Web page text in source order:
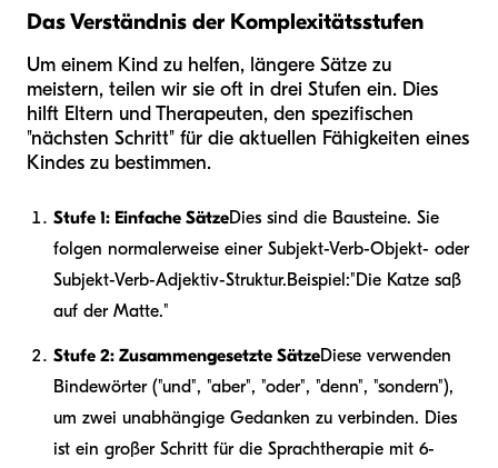
Das Verständnis der Komplexitätsstufen
Um einem Kind zu helfen, längere Sätze zu
meistern, teilen wir sie oft in drei Stufen ein. Dies
hilft Eltern und Therapeuten, den spezifischen
"nächsten Schritt" für die aktuellen Fähigkeiten eines
Kindes zu bestimmen.
Stufe 1: Einfache SätzeDies sind die Bausteine. Sie
folgen normalerweise einer Subjekt-Verb-Objekt- oder
Subjekt-Verb-Adjektiv-Struktur.Beispiel:"Die Katze saß
auf der Matte."
Stufe 2: Zusammengesetzte SätzeDiese verwenden
Bindewörter ("und", "aber", "oder", "denn", "sondern"),
um zwei unabhängige Gedanken zu verbinden. Dies
ist ein großer Schritt für die Sprachtherapie mit 6-